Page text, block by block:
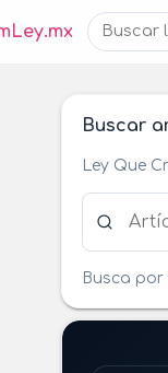
Buscar
Ley Que
Buscar
Busca